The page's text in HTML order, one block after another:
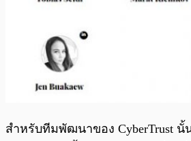
สำหรับทีมพัฒนาของ CyberTrust